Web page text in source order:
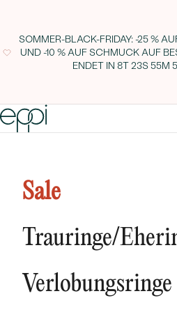
SOMMER-BLACK-FRIDAY: -25 %
UND -10 % AUF SCHMUCK AUF
ENDET IN 8T 23S 55M
Sale
Trauringe/
NEUHEITEN
Verlobungsringe
Angaben gemäß § 5 TMG:
Mühlenstraße 8a